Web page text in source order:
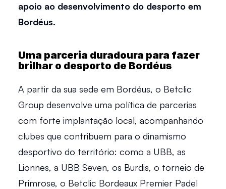
apoio ao desenvolvimento do desporto em
Bordéus.
Uma parceria duradoura para fazer
brilhar o desporto de Bordéus
A partir da sua sede em Bordéus, o Betclic
Group desenvolve uma política de parcerias
com forte implantação local, acompanhando
clubes que contribuem para o dinamismo
desportivo do território: como a UBB, as
Lionnes, a UBB Seven, os Burdis, o torneio de
Primrose, o Betclic Bordeaux Premier Padel